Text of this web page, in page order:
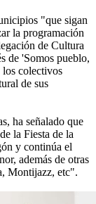
"que sigan
la programación
de Cultura
de 'Somos pueblo,
los colectivos
de sus
ha señalado que
la Fiesta de la
y continúa el
además de otras
Montijazz, etc".